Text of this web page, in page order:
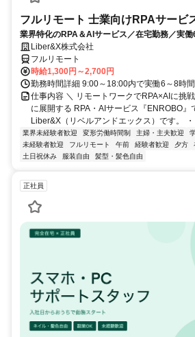
フルリモート 士業向けRPAサービ
業界特化のRPA＆AIサービス／在宅勤務／実働
Liber&X株式会社
フルリモート
時給1,300円～2,700円
勤務時間詳細 9:00～18:00内で実働6～8時間
仕事内容 ＼ リモートワークでRPA×AIに挑
に展開する RPA・AIサービス『ENROBO』
Liber&X（リベルアンドエックス）です。
業界未経験者歓迎 変形労働時間制 主婦・主夫歓迎
未経験者歓迎
フルリモート 午前 経験者歓迎 夕方
土日祝休み
服装自由 髪型・髪色自由
正社員